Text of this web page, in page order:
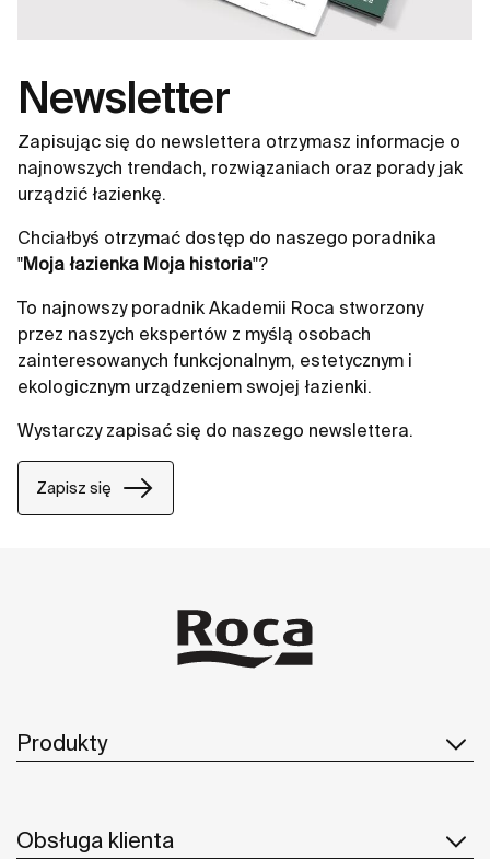
Newsletter
Zapisując się do newslettera otrzymasz informacje o
najnowszych trendach, rozwiązaniach oraz porady jak
urządzić łazienkę.
Chciałbyś otrzymać dostęp do naszego poradnika
"Moja łazienka Moja historia"?
To najnowszy poradnik Akademii Roca stworzony
przez naszych ekspertów z myślą osobach
zainteresowanych funkcjonalnym, estetycznym i
ekologicznym urządzeniem swojej łazienki.
Wystarczy zapisać się do naszego newslettera.
Zapisz się
Produkty
Obsługa klienta